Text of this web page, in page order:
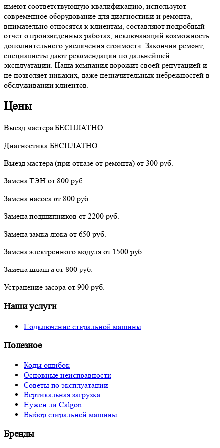
имеют соответствующую квалификацию, используют
современное оборудование для диагностики и ремонта,
внимательно относятся к клиентам, составляют подробный
отчет о произведенных работах, исключающий возможность
дополнительного увеличения стоимости. Закончив ремонт,
специалисты дают рекомендации по дальнейшей
эксплуатации. Наша компания дорожит своей репутацией и
не позволяет никаких, даже незначительных небрежностей в
обслуживании клиентов.
Цены
Выезд мастера БЕСПЛАТНО
Диагностика БЕСПЛАТНО
Выезд мастера (при отказе от ремонта) от 300 руб.
Замена ТЭН от 800 руб.
Замена насоса от 800 руб.
Замена подшипников от 2200 руб.
Замена замка люка от 650 руб.
Замена электронного модуля от 1500 руб.
Замена шланга от 800 руб.
Устранение засора от 900 руб.
Наши услуги
Подключение стиральной машины
Полезное
Коды ошибок
Основные неисправности
Советы по эксплуатации
Вертикальная загрузка
Нужен ли Calgon
Выбор стиральной машины
Бренды